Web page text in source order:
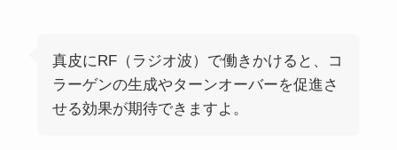
真皮にRF（ラジオ波）で働きかけると、コ
ラーゲンの生成やターンオーバーを促進さ
せる効果が期待できますよ。